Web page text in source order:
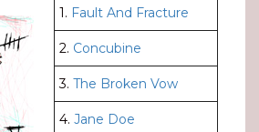
1. Fault And Fracture
2. Concubine
3. The Broken Vow
4. Jane Doe